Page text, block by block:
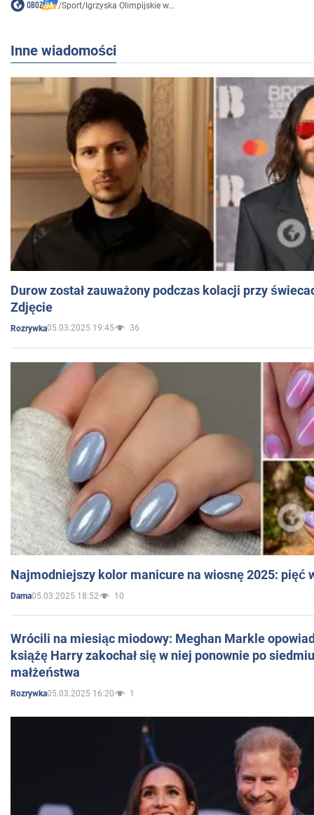
/Sport/Igrzyska Olimpijskie w...
Inne wiadomości
Durow został zauważony podczas kolacji przy
Zdjęcie
Rozrywka05.03.2025 19:45 36
Najmodniejszy kolor manicure na wiosnę 2025: pięć
Dama05.03.2025 18:52 10
Wrócili na miesiąc miodowy: Meghan Markle
książę Harry zakochał się w niej ponownie po
małżeństwa
Rozrywka05.03.2025 16:20 1